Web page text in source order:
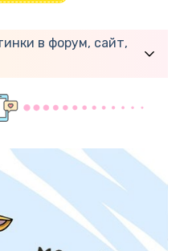
в форум, сайт,